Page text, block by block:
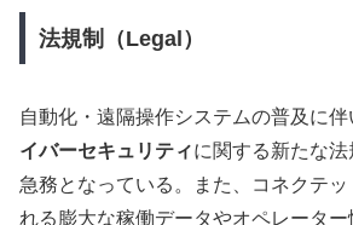
法規制（Legal）
自動化・遠隔操作システムの普及に
イバーセキュリティに関する新たな
急務となっている。また、コネクテ
れる膨大な稼働データやオペレータ